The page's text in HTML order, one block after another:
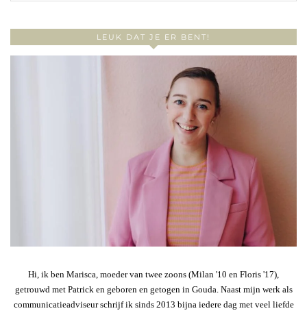
LEUK DAT JE ER BENT!
Hi, ik ben Marisca, moeder van twee zoons (Milan '10 en Floris '17),
getrouwd met Patrick en geboren en getogen in Gouda. Naast mijn werk als
communicatieadviseur schrijf ik sinds 2013 bijna iedere dag met veel liefde